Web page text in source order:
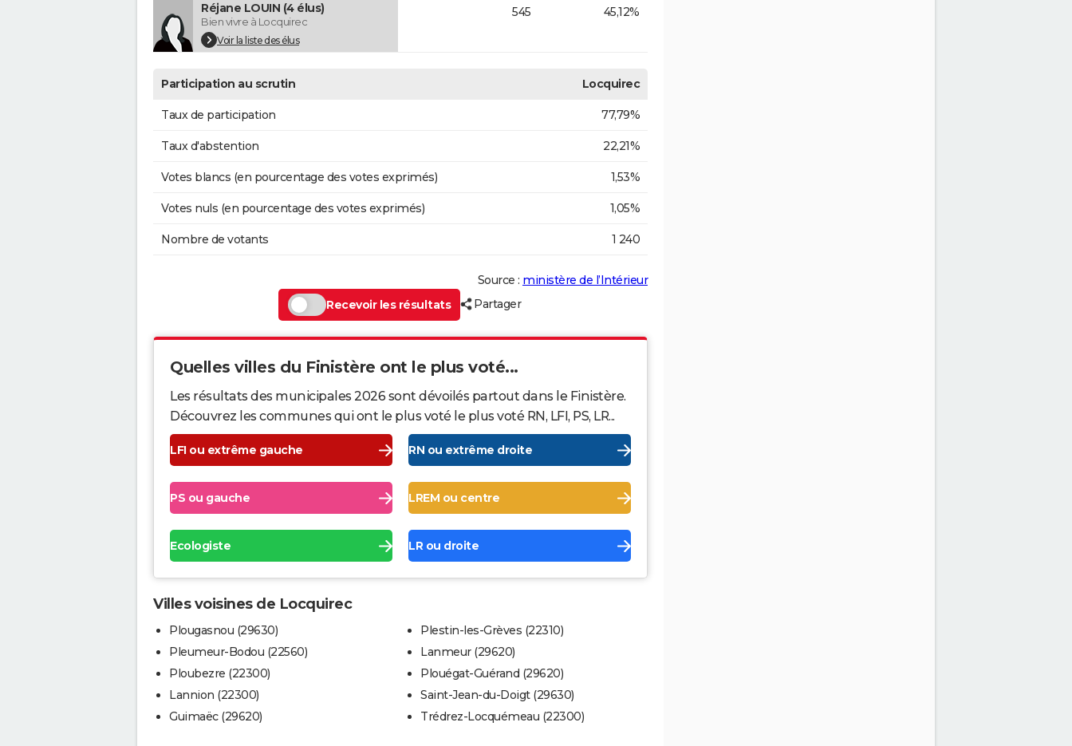
Réjane LOUIN (4 élus)
Bien vivre à Locquirec
Voir la liste des élus
545 45,12%
Participation au scrutin Locquirec
Taux de participation 77,79%
Taux d'abstention 22,21%
Votes blancs (en pourcentage des votes exprimés) 1,53%
Votes nuls (en pourcentage des votes exprimés) 1,05%
Nombre de votants 1 240
Source : ministère de l’Intérieur
Recevoir les résultats
Partager
Quelles villes du Finistère ont le plus voté...
Les résultats des municipales 2026 sont dévoilés partout dans le Finistère.
Découvrez les communes qui ont le plus voté le plus voté RN, LFI, PS, LR...
LFI ou extrême gauche RN ou extrême droite
PS ou gauche LREM ou centre
Ecologiste LR ou droite
Villes voisines de Locquirec
Plougasnou (29630)
Pleumeur-Bodou (22560)
Ploubezre (22300)
Lannion (22300)
Guimaëc (29620)
Plestin-les-Grèves (22310)
Lanmeur (29620)
Plouégat-Guérand (29620)
Saint-Jean-du-Doigt (29630)
Trédrez-Locquémeau (22300)